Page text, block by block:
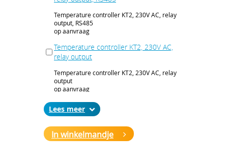
Temperature controller KT2, 230V AC, relay
output, RS485
op aanvraag
Temperature controller KT2, 230V AC,
relay output
Temperature controller KT2, 230V AC, relay
output
op aanvraag
Temperature controller KT2, 240 V AC,
voltage outp., heating / cooling outp.,
RS485
Temperature controller KT2, 240 V AC,
Lees
In winkelmandje